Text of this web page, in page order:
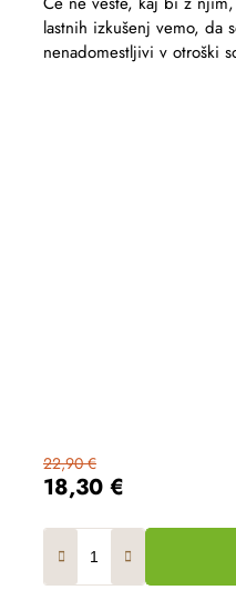
18,30 €
22,90 €
lastnih izkušenj vemo, da
nenadomestljivi v otroški